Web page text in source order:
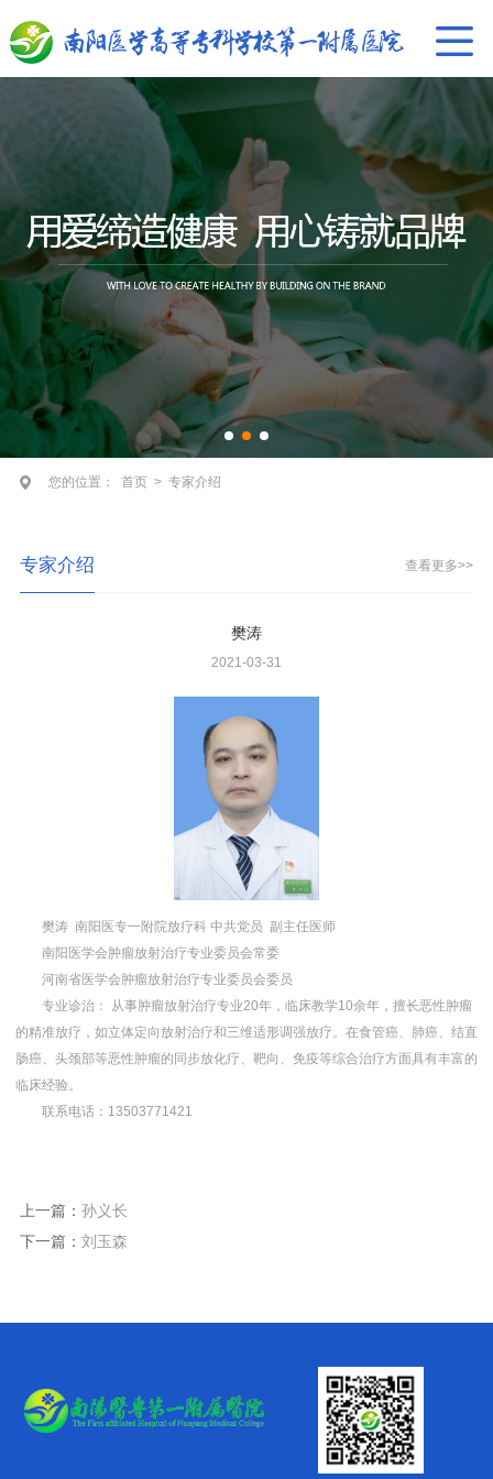
您的位置： 首页 > 专家介绍
专家介绍 查看更多>>
樊涛
2021-03-31
樊涛 南阳医专一附院放疗科 中共党员 副主任医师
南阳医学会肿瘤放射治疗专业委员会常委
河南省医学会肿瘤放射治疗专业委员会委员
专业诊治： 从事肿瘤放射治疗专业20年，临床教学10余年，擅长恶性肿瘤
的精准放疗，如立体定向放射治疗和三维适形调强放疗。在食管癌、肺癌、结直
肠癌、头颈部等恶性肿瘤的同步放化疗、靶向、免疫等综合治疗方面具有丰富的
临床经验。
联系电话：13503771421
上一篇： 孙义长
下一篇： 刘玉森